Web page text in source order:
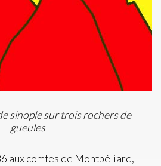
sinople sur trois rochers de
gueules
aux comtes de Montbéliard,